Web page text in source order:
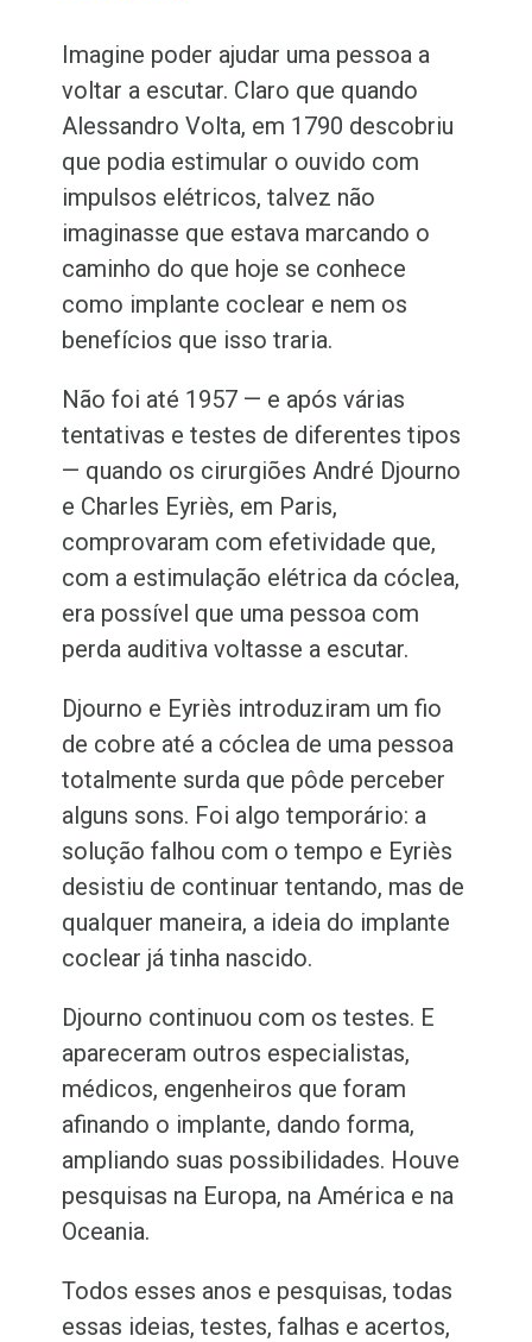
Imagine poder ajudar uma pessoa a
voltar a escutar. Claro que quando
Alessandro Volta, em 1790 descobriu
que podia estimular o ouvido com
impulsos elétricos, talvez não
imaginasse que estava marcando o
caminho do que hoje se conhece
como implante coclear e nem os
benefícios que isso traria.
Não foi até 1957 — e após várias
tentativas e testes de diferentes tipos
— quando os cirurgiões André Djourno
e Charles Eyriès, em Paris,
comprovaram com efetividade que,
com a estimulação elétrica da cóclea,
era possível que uma pessoa com
perda auditiva voltasse a escutar.
Djourno e Eyriès introduziram um fio
de cobre até a cóclea de uma pessoa
totalmente surda que pôde perceber
alguns sons. Foi algo temporário: a
solução falhou com o tempo e Eyriès
desistiu de continuar tentando, mas de
qualquer maneira, a ideia do implante
coclear já tinha nascido.
Djourno continuou com os testes. E
apareceram outros especialistas,
médicos, engenheiros que foram
afinando o implante, dando forma,
ampliando suas possibilidades. Houve
pesquisas na Europa, na América e na
Oceania.
Todos esses anos e pesquisas, todas
essas ideias, testes, falhas e acertos,